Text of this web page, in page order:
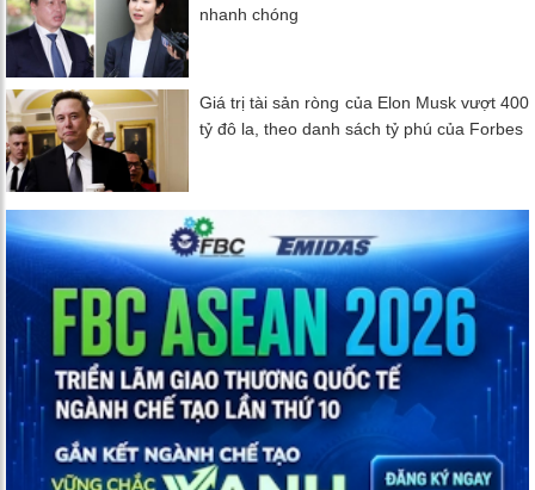
nhanh chóng
Giá trị tài sản ròng của Elon Musk vượt 400
tỷ đô la, theo danh sách tỷ phú của Forbes